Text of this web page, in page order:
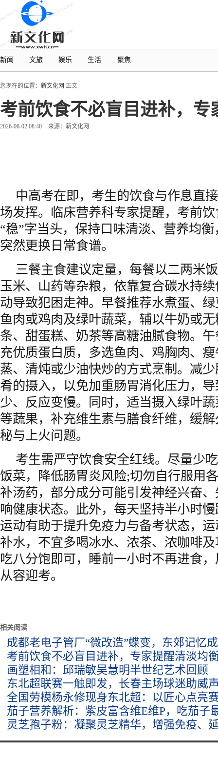
新闻 文旅 娱乐 生活 聚焦
您现在的位置： 新文化网 正文
考前饮食不必盲目进补，
2026-06-02 08:40 来源：新文化网
中高考在即，考生的饮食与作息直
场发挥。临床营养科专家提醒，考前
“稳”字当头，保持口味清淡、营养均
突然更换日常食谱。
三餐主食建议定量，每餐以二两米
玉米、山药等杂粮，依靠复合碳水持
动导致犯困走神。早餐推荐水煮蛋、
鱼肉或鸡肉及绿叶蔬菜，辅以牛奶或
条、甜蛋糕、奶茶等高糖油腻食物。
充优质蛋白质，多选鱼肉、鸡胸肉、
蒸、清炖或少油快炒的方式烹制。减
肴的摄入，以免加重肠胃消化压力，
少、反应变慢。同时，适当摄入绿叶
等蔬果，补充维生素与膳食纤维，缓
秘与上火问题。
考生需严守饮食安全红线。尽量少
饭菜，降低肠胃炎风险;切勿自行服用
补汤药，部分成分可能引发神经兴奋
响健康状态。此外，每天坚持半小时
运动有助于提升免疫力与备考状态，
补水，不宜多喝冰水、浓茶、浓咖啡
吃八分饱即可，睡前一小时不再进食
从容迎考。
相关阅读
成都老电子管厂“微改造”蝶变，东郊记忆
考前饮食不必盲目进补，专家提醒清淡均
画塑相和：邱瑞敏吴慧明半世纪艺术回顾
东北超联赛一触即发，长春主场球迷助威
全国劳模杨永修现身东北超：以匠心点亮
茄子营养解析：紫皮富含维E维P，吃茄子
灵芝孢子粉：凝聚灵芝精华，增强免疫、